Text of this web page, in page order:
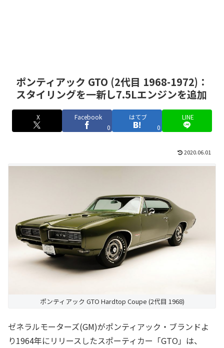
ポンティアック GTO (2代目 1968-1972)：
スタイリングを一新し7.5Lエンジンを追加
X
Facebook
0
はてブ
0
LINE
2020.06.01
ポンティアック GTO Hardtop Coupe (2代目 1968)
ゼネラルモーターズ(GM)がポンティアック・ブランドよ
り1964年にリリースしたスポーティカー「GTO」は、